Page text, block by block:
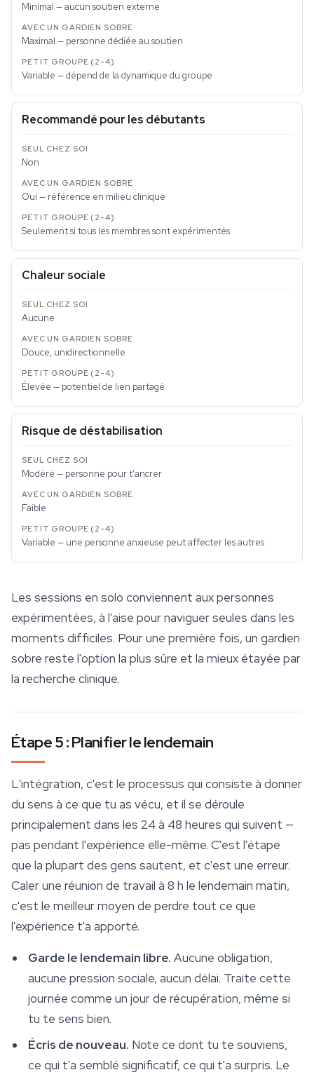
Minimal — aucun soutien externe
Maximal — personne dédiée au soutien
Variable — dépend de la dynamique du groupe
Recommandé pour les débutants
Non
Oui — référence en milieu clinique
Seulement si tous les membres sont expérimentés
Chaleur sociale
Aucune
Douce, unidirectionnelle
Élevée — potentiel de lien partagé
Risque de déstabilisation
Modéré — personne pour t'ancrer
Faible
Variable — une personne anxieuse peut affecter les autres
Les sessions en solo conviennent aux personnes
expérimentées, à l'aise pour naviguer seules dans les
moments difficiles. Pour une première fois, un gardien
sobre reste l'option la plus sûre et la mieux étayée par
la recherche clinique.
Étape 5 : Planifier le lendemain
L'intégration, c'est le processus qui consiste à donner
du sens à ce que tu as vécu, et il se déroule
principalement dans les 24 à 48 heures qui suivent —
pas pendant l'expérience elle-même. C'est l'étape
que la plupart des gens sautent, et c'est une erreur.
Caler une réunion de travail à 8 h le lendemain matin,
c'est le meilleur moyen de perdre tout ce que
l'expérience t'a apporté.
Garde le lendemain libre. Aucune obligation,
aucune pression sociale, aucun délai. Traite cette
journée comme un jour de récupération, même si
tu te sens bien.
Écris de nouveau. Note ce dont tu te souviens,
ce qui t'a semblé significatif, ce qui t'a surpris. Le